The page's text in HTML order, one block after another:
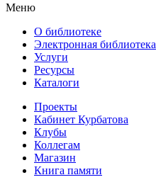
Меню
О библиотеке
Электронная библиотека
Услуги
Ресурсы
Каталоги
Проекты
Кабинет Курбатова
Клубы
Коллегам
Магазин
Книга памяти